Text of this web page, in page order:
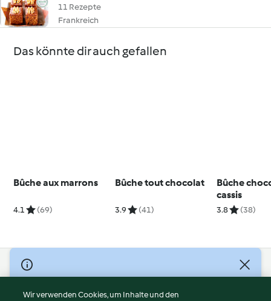
11 Rezepte
Frankreich
Das könnte dir auch gefallen
Bûche aux marrons
4.1 (69)
Bûche tout chocolat
3.9 (41)
Bûche
cassis
3.8 (38)
© Copyright 2026
Nutzungsbedingungen
Wir verwenden Cookies, um Inhalte und den